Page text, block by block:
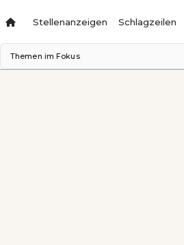
Stellenanzeigen Schlagzeilen
Themen im Fokus